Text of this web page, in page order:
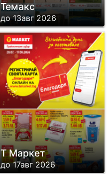
Темакс
до 13авг 2026
Т Маркет
до 17авг 2026